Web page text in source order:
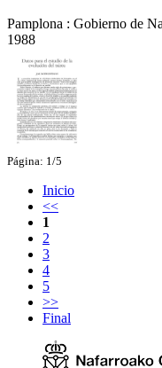
Pamplona : Gobierno de
1988
Página: 1/5
Inicio
<<
1
2
3
4
5
>>
Final